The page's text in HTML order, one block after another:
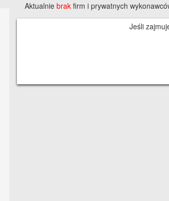
Aktualnie brakfirm i prywatnych
Jeśli